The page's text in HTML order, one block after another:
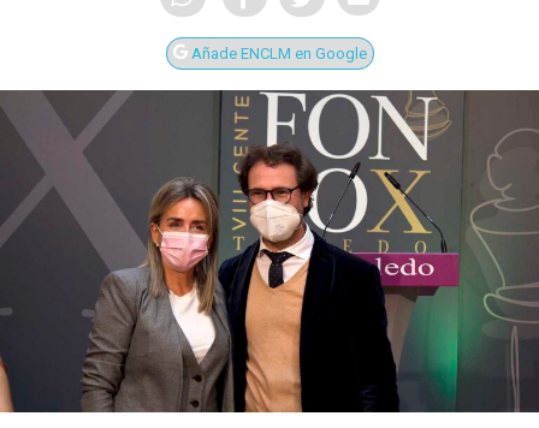
Añade ENCLM en Google